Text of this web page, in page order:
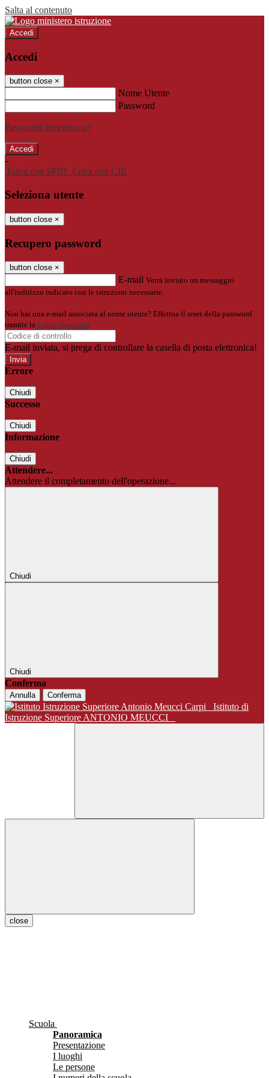
Salta al contenuto
Accedi
Accedi
button close ×
Nome Utente
Password
Password dimenticata?
-
Entra con SPID Entra con CIE
Seleziona utente
button close ×
Recupero password
button close ×
E-mail Verrà inviato un messaggio
all'indirizzo indicato con le istruzioni necessarie.
Non hai una e-mail associata al nome utente? Effettua il reset della password
tramite la Login Spaggiari
E-mail inviata, si prega di controllare la casella di posta elettronica!
Errore
Chiudi
Successo
Chiudi
Informazione
Chiudi
Attendere...
Attendere il completamento dell'operazione...
Chiudi
Chiudi
Conferma
Annulla Conferma
Istituto di
Istruzione Superiore ANTONIO MEUCCI
close
Scuola
Panoramica
Presentazione
I luoghi
Le persone